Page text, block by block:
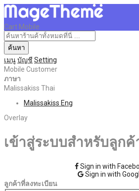
Cart Mobile
ค้นหา
เมนูบัญชี Setting
Mobile Customer
ภาษา
Malissakiss Thai
Malissakiss Eng
Overlay
เข้าสู่ระบบสำหรับลูกค้
Sign in with
Sign in with
ลูกค้าที่ลงทะเบียน